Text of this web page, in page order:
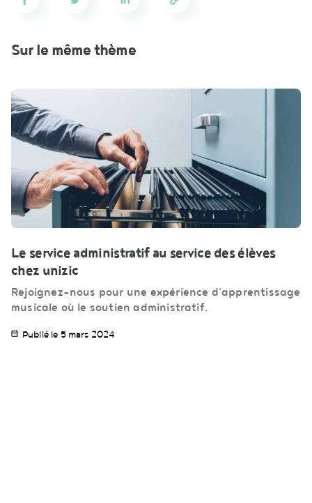
Sur le même thème
Le service administratif au service des élèves
chez unizic
Rejoignez-nous pour une expérience d'apprentissage
musicale où le soutien administratif.
Publié le 5 mars 2024